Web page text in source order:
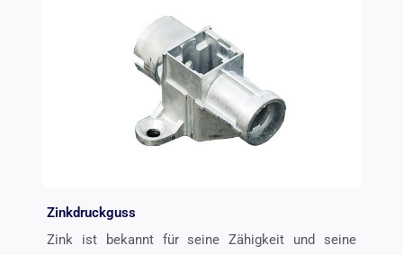
Zinkdruckguss
Zink ist bekannt für seine Zähigkeit und seine